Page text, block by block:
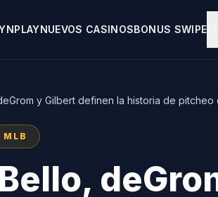
NUEVOS CASINOSBONUS SWIPE
y Gilbert definen la historia de pitcheo